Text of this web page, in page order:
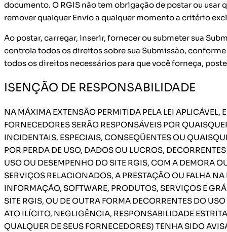
documento. O RGIS não tem obrigação de postar ou usar
remover qualquer Envio a qualquer momento a critério
Ao postar, carregar, inserir, fornecer ou submeter sua
controla todos os direitos sobre sua Submissão,
todos os direitos necessários para que você forneça,
ISENÇÃO DE RESPONSABILIDADE
NA MÁXIMA EXTENSÃO PERMITIDA PELA LEI APLICÁVEL,
FORNECEDORES SERÃO RESPONSÁVEIS POR
INCIDENTAIS, ESPECIAIS, CONSEQÜENTES OU
POR PERDA DE USO, DADOS OU LUCROS,
USO OU DESEMPENHO DO SITE RGIS, COM A DEMORA
SERVIÇOS RELACIONADOS, A PRESTAÇÃO OU FALHA
INFORMAÇÃO, SOFTWARE, PRODUTOS, SERVIÇOS E
SITE RGIS, OU DE OUTRA FORMA DECORRENTES DO
ATO ILÍCITO, NEGLIGÊNCIA, RESPONSABILIDADE
QUALQUER DE SEUS FORNECEDORES) TENHA SIDO